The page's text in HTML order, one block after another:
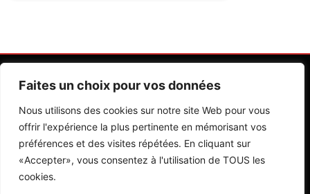
Faites un choix pour vos données
Nous utilisons des cookies sur notre site Web pour vous
offrir l'expérience la plus pertinente en mémorisant vos
préférences et des visites répétées. En cliquant sur
«Accepter», vous consentez à l'utilisation de TOUS les
cookies.
Contactez Nos Rédactions Mentions Légales